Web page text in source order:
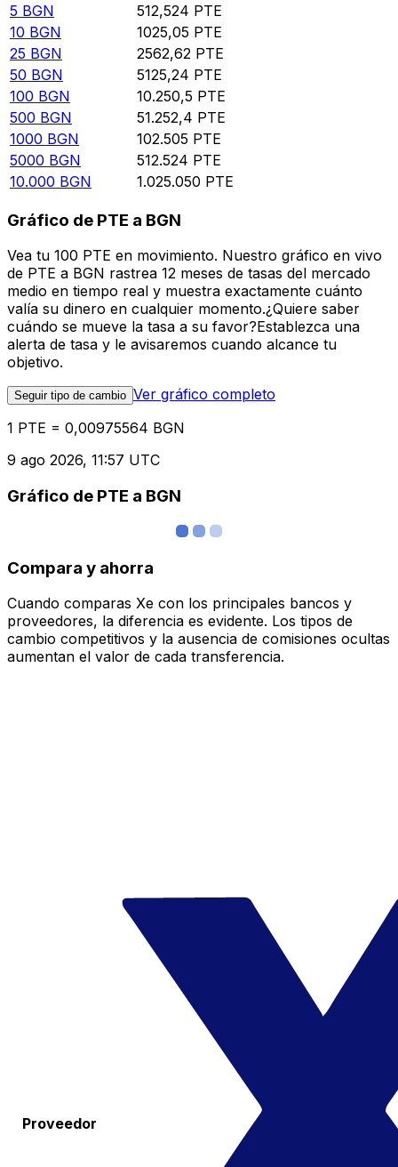
5 BGN 512,524 PTE
10 BGN 1025,05 PTE
25 BGN 2562,62 PTE
50 BGN 5125,24 PTE
100 BGN 10.250,5 PTE
500 BGN 51.252,4 PTE
1000 BGN 102.505 PTE
5000 BGN 512.524 PTE
10.000 BGN 1.025.050 PTE
Gráfico de PTE a BGN
Vea tu 100 PTE en movimiento. Nuestro gráfico en vivo
de PTE a BGN rastrea 12 meses de tasas del mercado
medio en tiempo real y muestra exactamente cuánto
valía su dinero en cualquier momento.¿Quiere saber
cuándo se mueve la tasa a su favor?Establezca una
alerta de tasa y le avisaremos cuando alcance tu
objetivo.
Seguir tipo de cambio Ver gráfico completo
1 PTE = 0,00975564 BGN
9 ago 2026, 11:57 UTC
Gráfico de PTE a BGN
Compara y ahorra
Cuando comparas Xe con los principales bancos y
proveedores, la diferencia es evidente. Los tipos de
cambio competitivos y la ausencia de comisiones ocultas
aumentan el valor de cada transferencia.
Proveedor